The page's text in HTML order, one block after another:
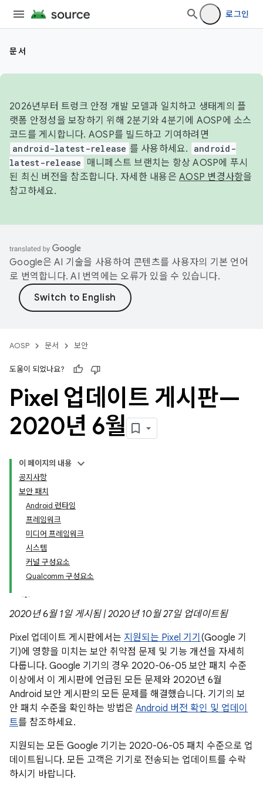
로그인
문서
2026년부터 트렁크 안정 개발 모델과 일치하고 생태계의 플
랫폼 안정성을 보장하기 위해 2분기와 4분기에 AOSP에 소스
코드를 게시합니다. AOSP를 빌드하고 기여하려면
android-latest-release 를 사용하세요.
android-
latest-release
매니페스트 브랜치는 항상 AOSP에 푸시
된 최신 버전을 참조합니다. 자세한 내용은 AOSP 변경사항을
참고하세요.
Google은 AI 기술을 사용하여 콘텐츠를 사용자의 기본 언어
로 번역합니다. AI 번역에는 오류가 있을 수 있습니다.
AOSP 문서 보안
도움이 되었나요?
Pixel 업데이트 게시판—
2020년 6월
이 페이지의 내용
공지사항
보안 패치
Android 런타임
프레임워크
미디어 프레임워크
시스템
커널 구성요소
Qualcomm 구성요소
2020년 6월 1일 게시됨 | 2020년 10월 27일 업데이트됨
Pixel 업데이트 게시판에서는 지원되는 Pixel 기기 (Google 기
기)에 영향을 미치는 보안 취약점 문제 및 기능 개선을 자세히
다룹니다. Google 기기의 경우 2020-06-05 보안 패치 수준
이상에서 이 게시판에 언급된 모든 문제와 2020년 6월
Android 보안 게시판의 모든 문제를 해결했습니다. 기기의 보
안 패치 수준을 확인하는 방법은 Android 버전 확인 및 업데이
트를 참조하세요.
지원되는 모든 Google 기기는 2020-06-05 패치 수준으로 업
데이트됩니다. 모든 고객은 기기로 전송되는 업데이트를 수락
하시기 바랍니다.